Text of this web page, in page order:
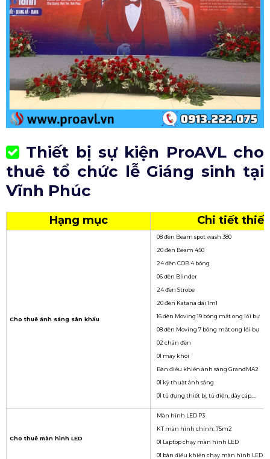
Thiết bị sự kiện ProAVL cho
thuê tổ chức lễ Giáng sinh tại
Vĩnh Phúc
Hạng mục Chi tiết
Cho thuê ánh sáng sân khấu
08 đèn Beam spot wash 380
20 đèn Beam 450
24 đèn COB 4 bóng
06 đèn Blinder
24 đèn Strobe
20 đèn Katana dài 1m1
16 đèn Moving 19 bóng mắt ong lồi bự
08 đèn Moving 7 bóng mắt ong lồi bự
02 chân đèn
01 máy khói
Bàn điều khiển ánh sáng GrandMA2
01 kỹ thuật ánh sáng
01 tủ đựng thiết bị, tủ điện, dây cáp,...
Cho thuê màn hình LED
Màn hình LED P3
KT màn hình chính: 75m2
01 Laptop chạy màn hình LED
01 bàn điều khiển chạy màn hình LED